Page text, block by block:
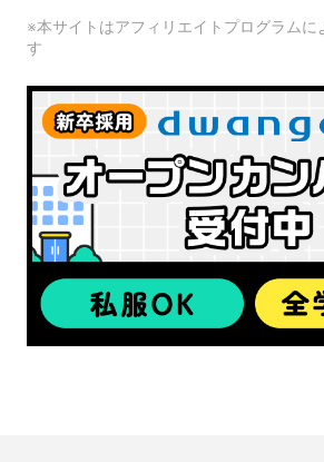
※本サイトはアフィリエイトプログラムに
す